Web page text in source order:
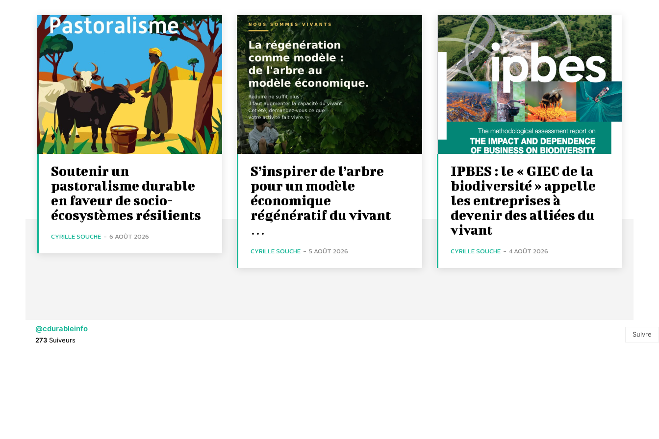
Soutenir un
pastoralisme durable
en faveur de socio-
écosystèmes résilients
CYRILLE SOUCHE - 6 AOÛT 2026
S’inspirer de l’arbre
pour un modèle
économique
régénératif du vivant
…
CYRILLE SOUCHE - 5 AOÛT 2026
IPBES : le « GIEC de la
biodiversité » appelle
les entreprises à
devenir des alliées du
vivant
CYRILLE SOUCHE - 4 AOÛT 2026
@cdurableinfo
273 Suiveurs
Suivre